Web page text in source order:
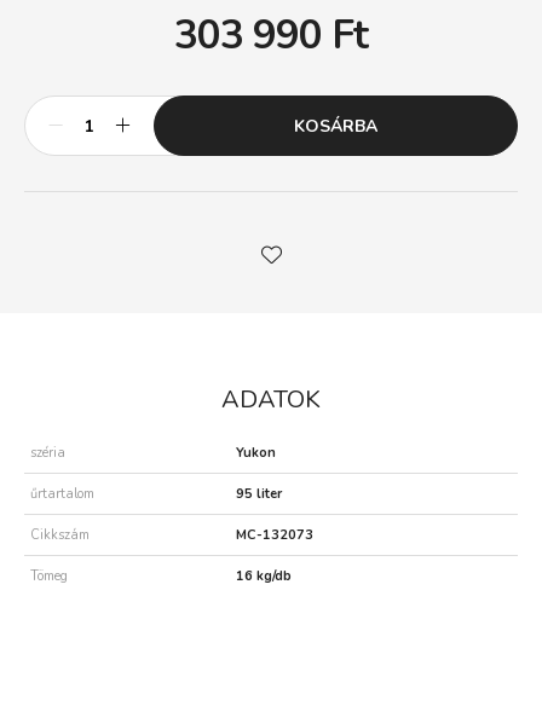
303 990 Ft
KOSÁRBA
ADATOK
széria Yukon
űrtartalom 95 liter
Cikkszám MC-132073
Tömeg 16 kg/db